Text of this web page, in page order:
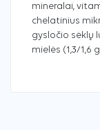
mineralai,
chelatinius
gysločio sėklų
mielės (1,3/1,6